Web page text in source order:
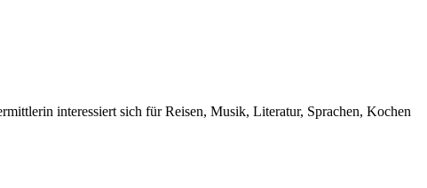
interessiert sich für Reisen, Musik, Literatur, Sprachen, Kochen